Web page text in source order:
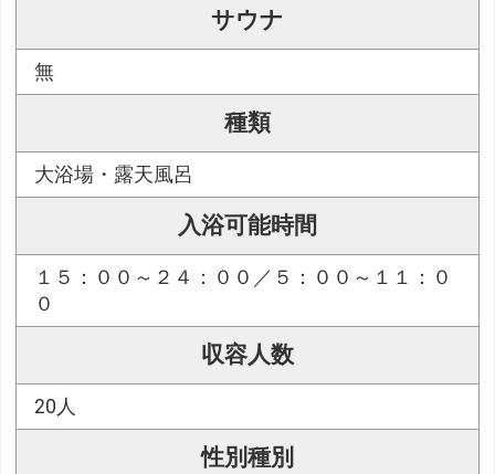
サウナ
無
種類
大浴場・露天風呂
入浴可能時間
１５：００～２４：００／５：００～１１：０
０
収容人数
20人
性別種別